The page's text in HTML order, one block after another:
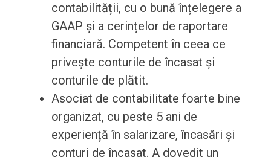
contabilității, cu o bună înțelegere a
GAAP și a cerințelor de raportare
financiară. Competent în ceea ce
privește conturile de încasat și
conturile de plătit.
Asociat de contabilitate foarte bine
organizat, cu peste 5 ani de
experiență în salarizare, încasări și
conturi de încasat. A dovedit un